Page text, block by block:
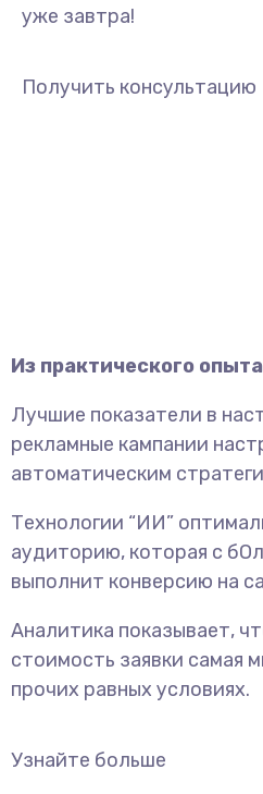
уже завтра!
Получить консультацию
Из практического
Лучшие показатели в
рекламные кампании
автоматическим
Технологии “ИИ”
аудиторию, которая с
выполнит конверсию на
Аналитика показывает,
стоимость заявки самая
прочих равных условиях.
Узнайте больше